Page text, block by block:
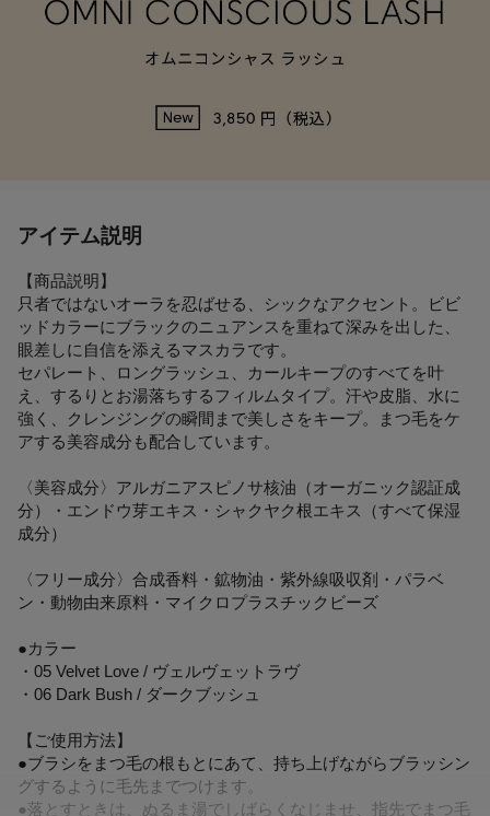
アイテム説明
【商品説明】
只者ではないオーラを忍ばせる、シックなアクセント。ビビ
ッドカラーにブラックのニュアンスを重ねて深みを出した、
眼差しに自信を添えるマスカラです。
セパレート、ロングラッシュ、カールキープのすべてを叶
え、するりとお湯落ちするフィルムタイプ。汗や皮脂、水に
強く、クレンジングの瞬間まで美しさをキープ。まつ毛をケ
アする美容成分も配合しています。
〈美容成分〉アルガニアスピノサ核油（オーガニック認証成
分）・エンドウ芽エキス・シャクヤク根エキス（すべて保湿
成分）
〈フリー成分〉合成香料・鉱物油・紫外線吸収剤・パラベ
ン・動物由来原料・マイクロプラスチックビーズ
●カラー
・05 Velvet Love / ヴェルヴェットラヴ
・06 Dark Bush / ダークブッシュ
【ご使用方法】
●ブラシをまつ毛の根もとにあて、持ち上げながらブラッシン
グするように毛先までつけます。
●落とすときは、ぬるま湯でしばらくなじませ、指先でまつ毛